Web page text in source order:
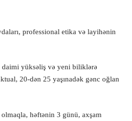
professional etika və layihənin
yüksəliş və yeni biliklərə
20-dən 25 yaşınadək gənc oğlan
həftənin 3 günü, axşam